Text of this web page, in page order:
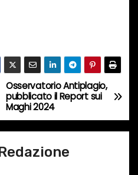
Osservatorio Antiplagio,
pubblicato il Report sui
Maghi 2024